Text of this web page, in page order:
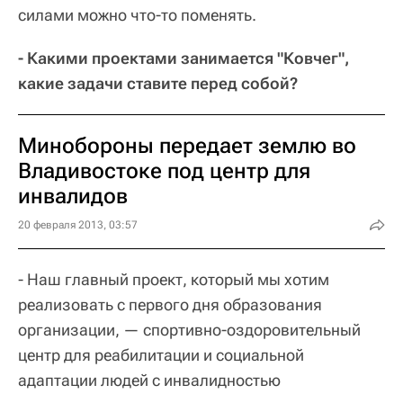
силами можно что-то поменять.
- Какими проектами занимается "Ковчег",
какие задачи ставите перед собой?
Минобороны передает землю во
Владивостоке под центр для
инвалидов
20 февраля 2013, 03:57
- Наш главный проект, который мы хотим
реализовать с первого дня образования
организации, — спортивно-оздоровительный
центр для реабилитации и социальной
адаптации людей с инвалидностью